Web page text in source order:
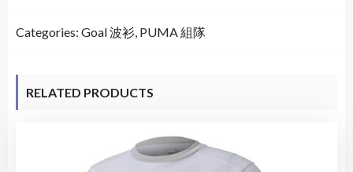
Categories: Goal 波衫, PUMA 組隊
RELATED PRODUCTS